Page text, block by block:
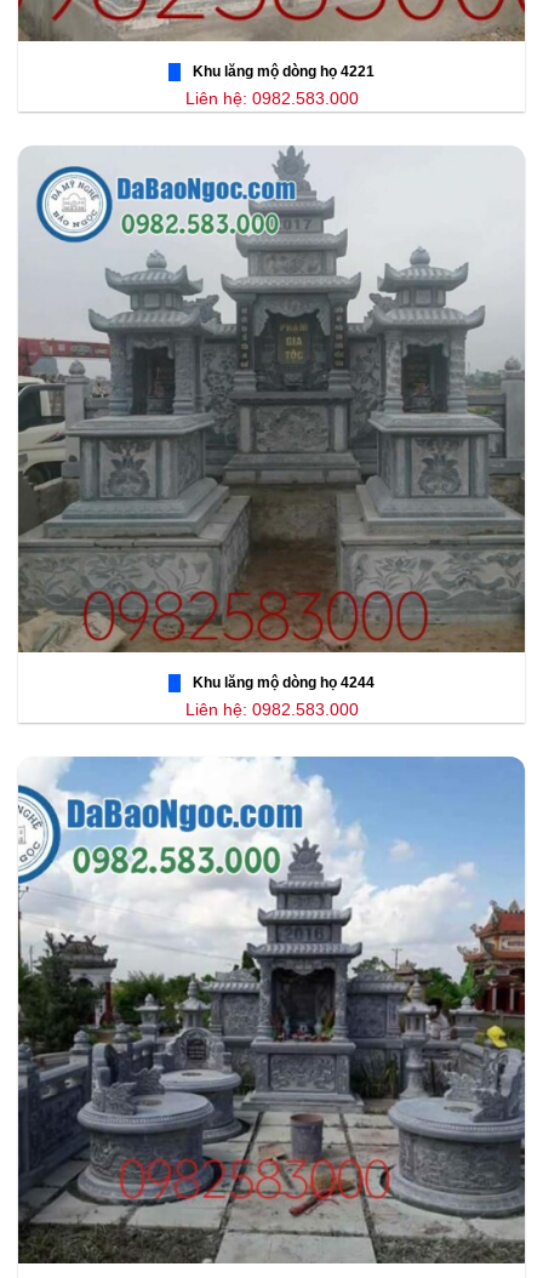
Khu lăng mộ dòng họ 4221
Liên hệ: 0982.583.000
Khu lăng mộ dòng họ 4244
Liên hệ: 0982.583.000